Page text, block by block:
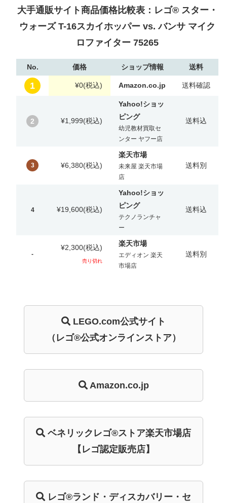
大手通販サイト商品価格比較表：レゴ® スター・
ウォーズ T-16スカイホッパー vs. バンサ マイク
ロファイター 75265
No. 価格 ショップ情報 送料
1 ¥0(税込) Amazon.co.jp 送料確認
2 ¥1,999(税込)
Yahoo!ショッ
ピング
幼児教材買取セ
ンター ヤフー店
送料込
3 ¥6,380(税込)
楽天市場
未来屋 楽天市場
店
送料別
4 ¥19,600(税込)
Yahoo!ショッ
ピング
テクノランチャ
ー
送料込
-
¥2,300(税込)
売り切れ
楽天市場
エディオン 楽天
市場店
送料別
LEGO.com公式サイト
（レゴ®公式オンラインストア）
Amazon.co.jp
ベネリック レゴ®ストア楽天市場店
【レゴ認定販売店】
レゴ®ランド・ ディスカバリー・ セ